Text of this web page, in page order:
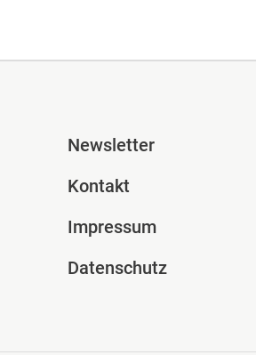
Fusszeile
Newsletter
Kontakt
Impressum
Datenschutz